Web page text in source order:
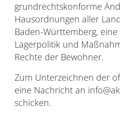
grundrechtskonforme
Hausordnungen aller
Baden-Württemberg,
Lagerpolitik und
Rechte der Bewohner.
Zum Unterzeichnen der
eine Nachricht an
schicken.